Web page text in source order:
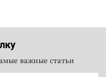
важные статьи